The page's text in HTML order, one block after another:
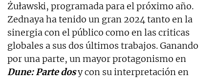
Żuławski, programada para el próximo año.
Zednaya ha tenido un gran 2024 tanto en la
sinergia con el público como en las criticas
globales a sus dos últimos trabajos. Ganando
por una parte, un mayor protagonismo en
Dune: Parte dosy con su interpretación en